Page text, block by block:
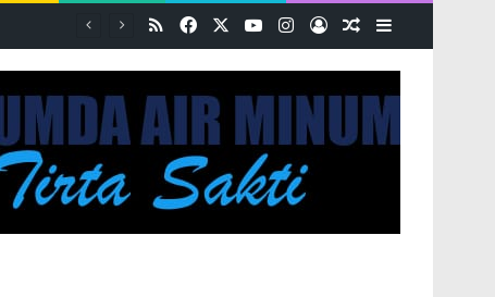
RSS Facebook YouTubeInstagram
Log InRandom Article